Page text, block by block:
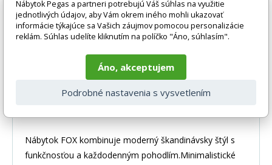
Nábytok FOX kombinuje moderný škandinávsky štýl s
funkčnosťou a každodenným pohodlím.Minimalistické
Nábytok Pegas a partneri potrebujú Váš súhlas na využitie
jednotlivých údajov, aby Vám okrem iného mohli ukazovať
informácie týkajúce sa Vašich záujmov pomocou personalizácie
reklám. Súhlas udelíte kliknutím na políčko "Áno, súhlasím".
Áno, akceptujem
Podrobné nastavenia s vysvetlením